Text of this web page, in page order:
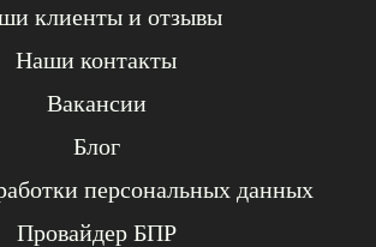
клиенты и отзывы
Наши контакты
Вакансии
Блог
персональных данных
Провайдер БПР